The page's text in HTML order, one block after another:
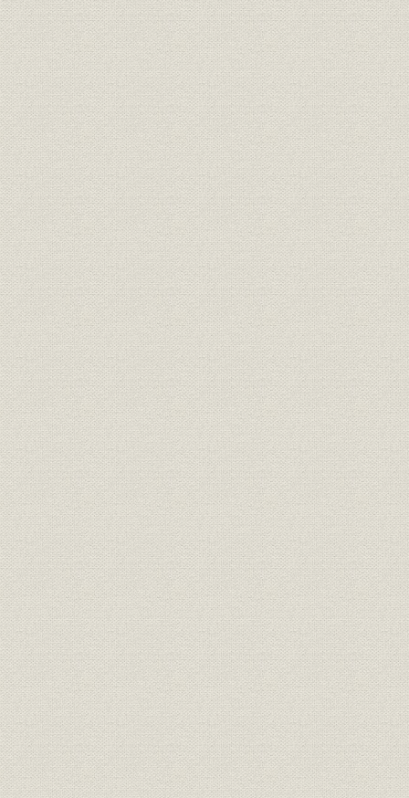
財務・業績;経営 合資会社時代の業績
明治27年
年度(1900
社章 共済生命保険株式会社社章 [明治33年
役員 第三代社長 安田善助 [明治35年
財務・業績;経営
株式会社時代の業績(明治33年~
大正末)
明治33年
年度(1926
事業所
大正2年5月新築の本社社屋(小舟
町河岸)
大正2年
事業所
大正10年2月新築の本社社屋(鎧
河岸)
大正10年
事業所 関東大震災以前の本社社屋付近 [大正12年
事業所;災害
関東大震災で類焼した本社の内
部
[大正12年
広告宣伝;事業所
保険金即時支払の広告と震災後
の本社付近の様子
[大正13年
商品;経営
「改正種類」の保険証券(明治37
年)と生命保険契約案内
明治37年
営業;関係会社 年度末代理店数の推移
明治33年
年度(1926
広告宣伝
「普通養老保険案内」「特別養
老保険案内」
[大正4年
売上 主な収入
明治27年
年度(1926
資産 資産内訳
明治27年
年度(1926
資産;業界 資産規模の比較
大正2年度
度(1926年